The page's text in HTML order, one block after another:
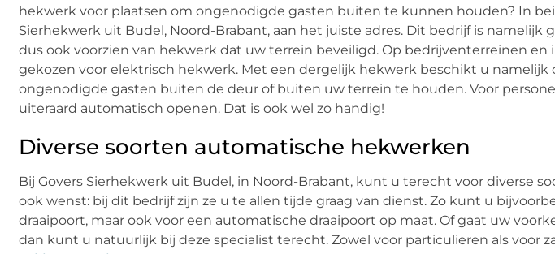
hekwerk voor plaatsen om ongenodigde gasten buiten te kunnen houden? In
Sierhekwerk uit Budel, Noord-Brabant, aan het juiste adres. Dit bedrijf is namelijk
dus ook voorzien van hekwerk dat uw terrein beveiligd. Op bedrijventerreinen
gekozen voor elektrisch hekwerk. Met een dergelijk hekwerk beschikt u
ongenodigde gasten buiten de deur of buiten uw terrein te houden. Voor
uiteraard automatisch openen. Dat is ook wel zo handig!
Diverse soorten automatische hekwerken
Bij Govers Sierhekwerk uit Budel, in Noord-Brabant, kunt u terecht voor diverse
ook wenst: bij dit bedrijf zijn ze u te allen tijde graag van dienst. Zo kunt u
draaipoort, maar ook voor een automatische draaipoort op maat. Of gaat uw
dan kunt u natuurlijk bij deze specialist terecht. Zowel voor particulieren als voor